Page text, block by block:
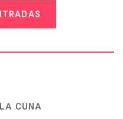
CUNA